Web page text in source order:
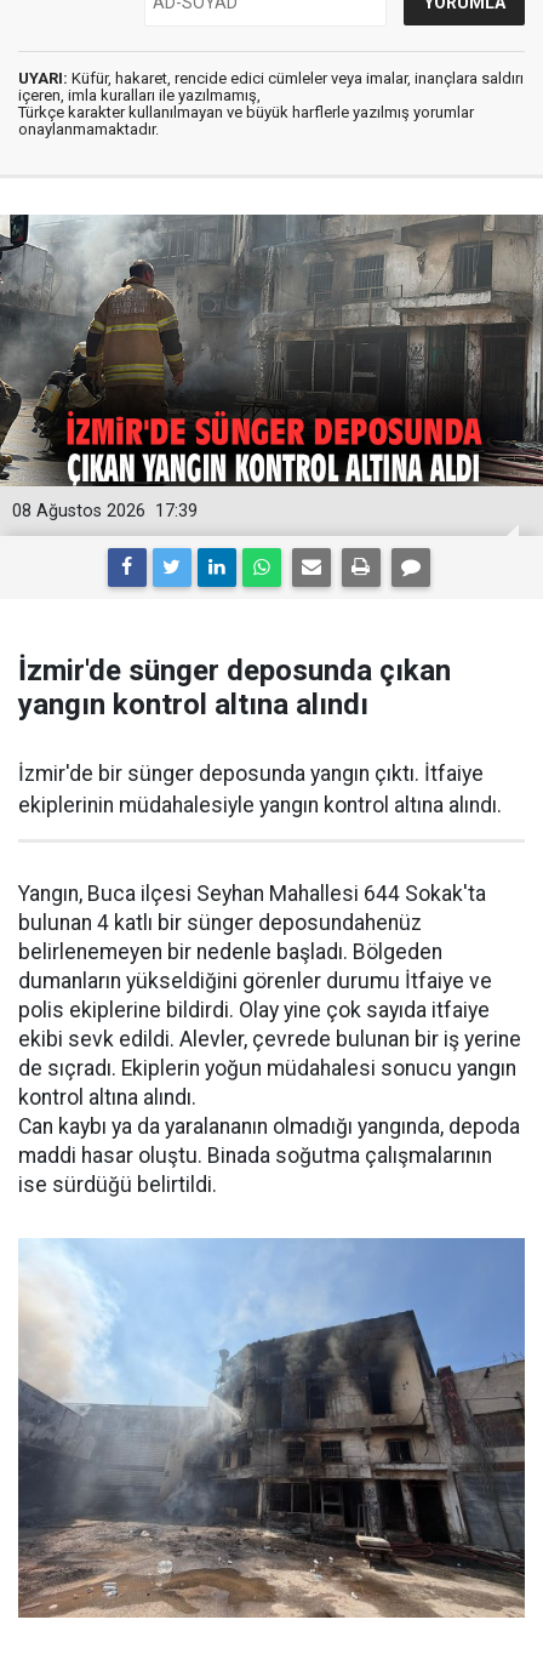
UYARI: Küfür, hakaret, rencide edici cümleler veya imalar, inançlara saldırı
içeren, imla kuralları ile yazılmamış,
Türkçe karakter kullanılmayan ve büyük harflerle yazılmış yorumlar
onaylanmamaktadır.
17:39
08 Ağustos 2026
İzmir'de sünger deposunda çıkan
yangın kontrol altına alındı
İzmir'de bir sünger deposunda yangın çıktı. İtfaiye
ekiplerinin müdahalesiyle yangın kontrol altına alındı.
Yangın, Buca ilçesi Seyhan Mahallesi 644 Sokak'ta
bulunan 4 katlı bir sünger deposundahenüz
belirlenemeyen bir nedenle başladı. Bölgeden
dumanların yükseldiğini görenler durumu İtfaiye ve
polis ekiplerine bildirdi. Olay yine çok sayıda itfaiye
ekibi sevk edildi. Alevler, çevrede bulunan bir iş yerine
de sıçradı. Ekiplerin yoğun müdahalesi sonucu yangın
kontrol altına alındı.
Can kaybı ya da yaralananın olmadığı yangında, depoda
maddi hasar oluştu. Binada soğutma çalışmalarının
ise sürdüğü belirtildi.